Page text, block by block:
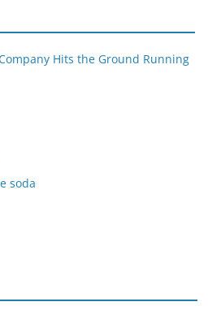
Hits the Ground Running
soda